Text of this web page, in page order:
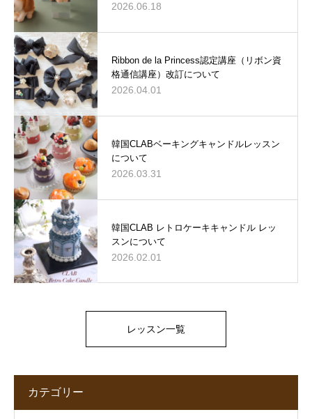
2026.06.18
Ribbon de la Princess認定講座（リボン資
格通信講座）改訂について
2026.04.01
韓国CLABベーキングキャンドルレッスン
について
2026.03.31
韓国CLAB レトロケーキキャンドル レッ
スンについて
2026.02.01
レッスン一覧
カテゴリー